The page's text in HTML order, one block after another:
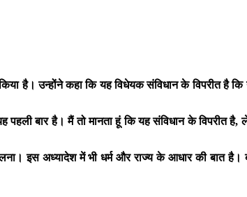
है। उन्होंने कहा कि यह विधेयक संविधान के विपरीत है
बार है। मैं तो मानता हूं कि यह संविधान के विपरीत
इस अध्यादेश में भी धर्म और राज्य के आधार की बात है।